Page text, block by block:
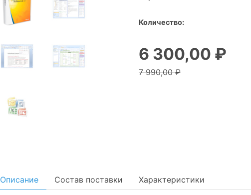
Количество:
6 300,00 ₽
7 990,00 ₽
Описание Состав поставки Характеристики